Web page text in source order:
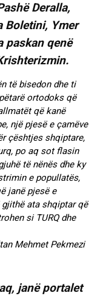
Deralla,
Boletini, Ymer
paskan qenë
të bisedon dhe ti
ortodoks që
që kanë
një pjesë e çamëve
çështjes shqiptare,
po aq sot flasin
të nënës dhe ky
e popullatës,
janë pjesë e
ata shqiptar që
si TURQ dhe
Mehmet Pekmezi
janë portalet